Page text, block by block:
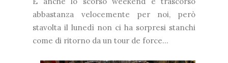
abbastanza velocemente per noi, però
stavolta il lunedì non ci ha sorpresi stanchi
come di ritorno da un tour de force...